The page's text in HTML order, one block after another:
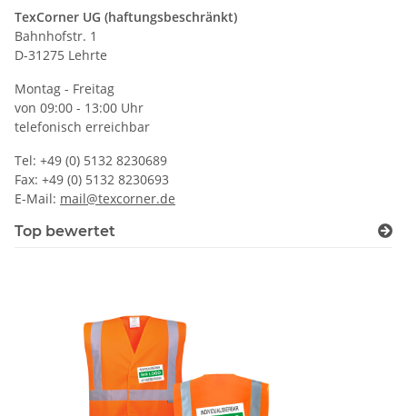
TexCorner UG (haftungsbeschränkt)
Bahnhofstr. 1
D-31275 Lehrte
Montag - Freitag
von 09:00 - 13:00 Uhr
telefonisch erreichbar
Tel: +49 (0) 5132 8230689
Fax: +49 (0) 5132 8230693
E-Mail: mail@texcorner.de
Top bewertet